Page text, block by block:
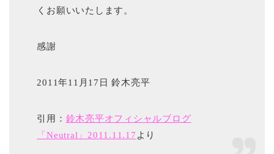
くお願いいたします。
感謝
2011年11月17日 鈴木亮平
引用： 鈴木亮平オフィシャルブログ
「Neutral」2011.11.17 より